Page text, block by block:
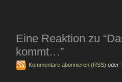
Eine Reaktion zu
kommt…”
Kommentare abonnieren (RSS) oder